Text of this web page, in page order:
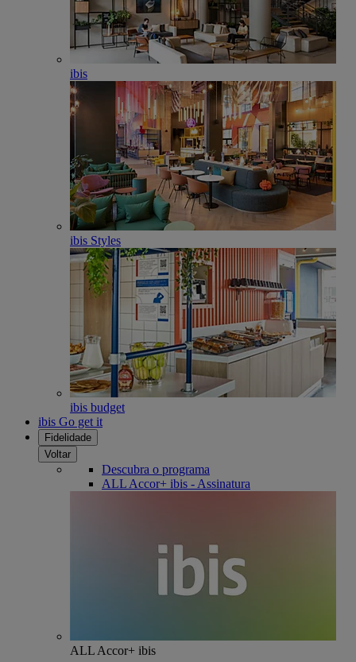
ibis
ibis Styles
ibis budget
ibis Go get it
Fidelidade
Voltar
Descubra o programa
ALL Accor+ ibis - Assinatura
ALL Accor+ ibis